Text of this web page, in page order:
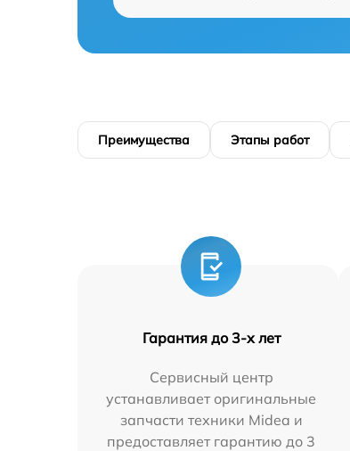
Преимущества Этапы работ
Гарантия до 3-х лет
Сервисный центр
устанавливает оригинальные
запчасти техники Midea и
предоставляет гарантию до 3